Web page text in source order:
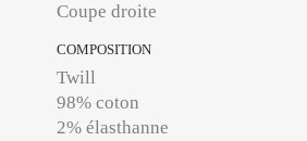
Coupe droite
COMPOSITION
Twill
98% coton
2% élasthanne